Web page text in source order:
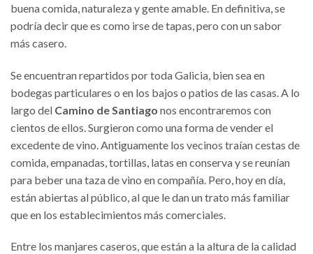
buena comida, naturaleza y gente amable. En definitiva, se
podría decir que es como irse de tapas, pero con un sabor
más casero.
Se encuentran repartidos por toda Galicia, bien sea en
bodegas particulares o en los bajos o patios de las casas. A lo
largo del Camino de Santiago nos encontraremos con
cientos de ellos. Surgieron como una forma de vender el
excedente de vino. Antiguamente los vecinos traían cestas de
comida, empanadas, tortillas, latas en conserva y se reunían
para beber una taza de vino en compañía. Pero, hoy en día,
están abiertas al público, al que le dan un trato más familiar
que en los establecimientos más comerciales.
Entre los manjares caseros, que están a la altura de la calidad